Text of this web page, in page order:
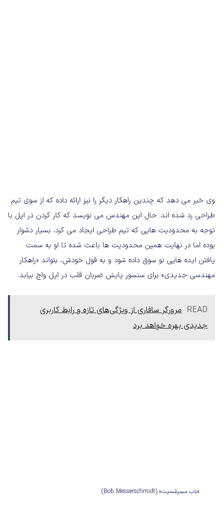
وی خبر می دهد که چندین راهکار دیگر را نیز ارائه داده که از سوی تیم
طراحی رد شده اند. حال این مهندس می نویسد که کار کردن در اپل با
توجه به محدودیت هایی که تیم طراحی ایجاد می کرد، بسیار دشوار
بوده اما در نهایت همین محدودیت ها باعث شده تا او به سمت
یافتن ایده هایی نو سوق داده شود و به قول خودش، بتواند «راهکار
مهندسی جدیدی» برای سنسور پایش ضربان قلب در اپل واچ بیابد.
READ مرورگر سافاری از ویژگی‌های تازه‌ و رابط کاربری
جدیدی بهره خواهد برد
«باب مسِرشمیت» (Bob Messerschmidt)